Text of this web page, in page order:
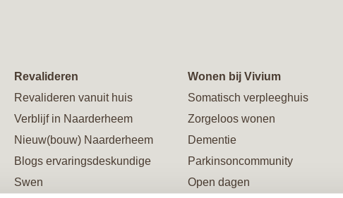
Revalideren
Revalideren vanuit huis
Verblijf in Naarderheem
Nieuw(bouw) Naarderheem
Blogs ervaringsdeskundige
Swen
Wonen bij Vivium
Somatisch verpleeghuis
Zorgeloos wonen
Dementie
Parkinsoncommunity
Open dagen